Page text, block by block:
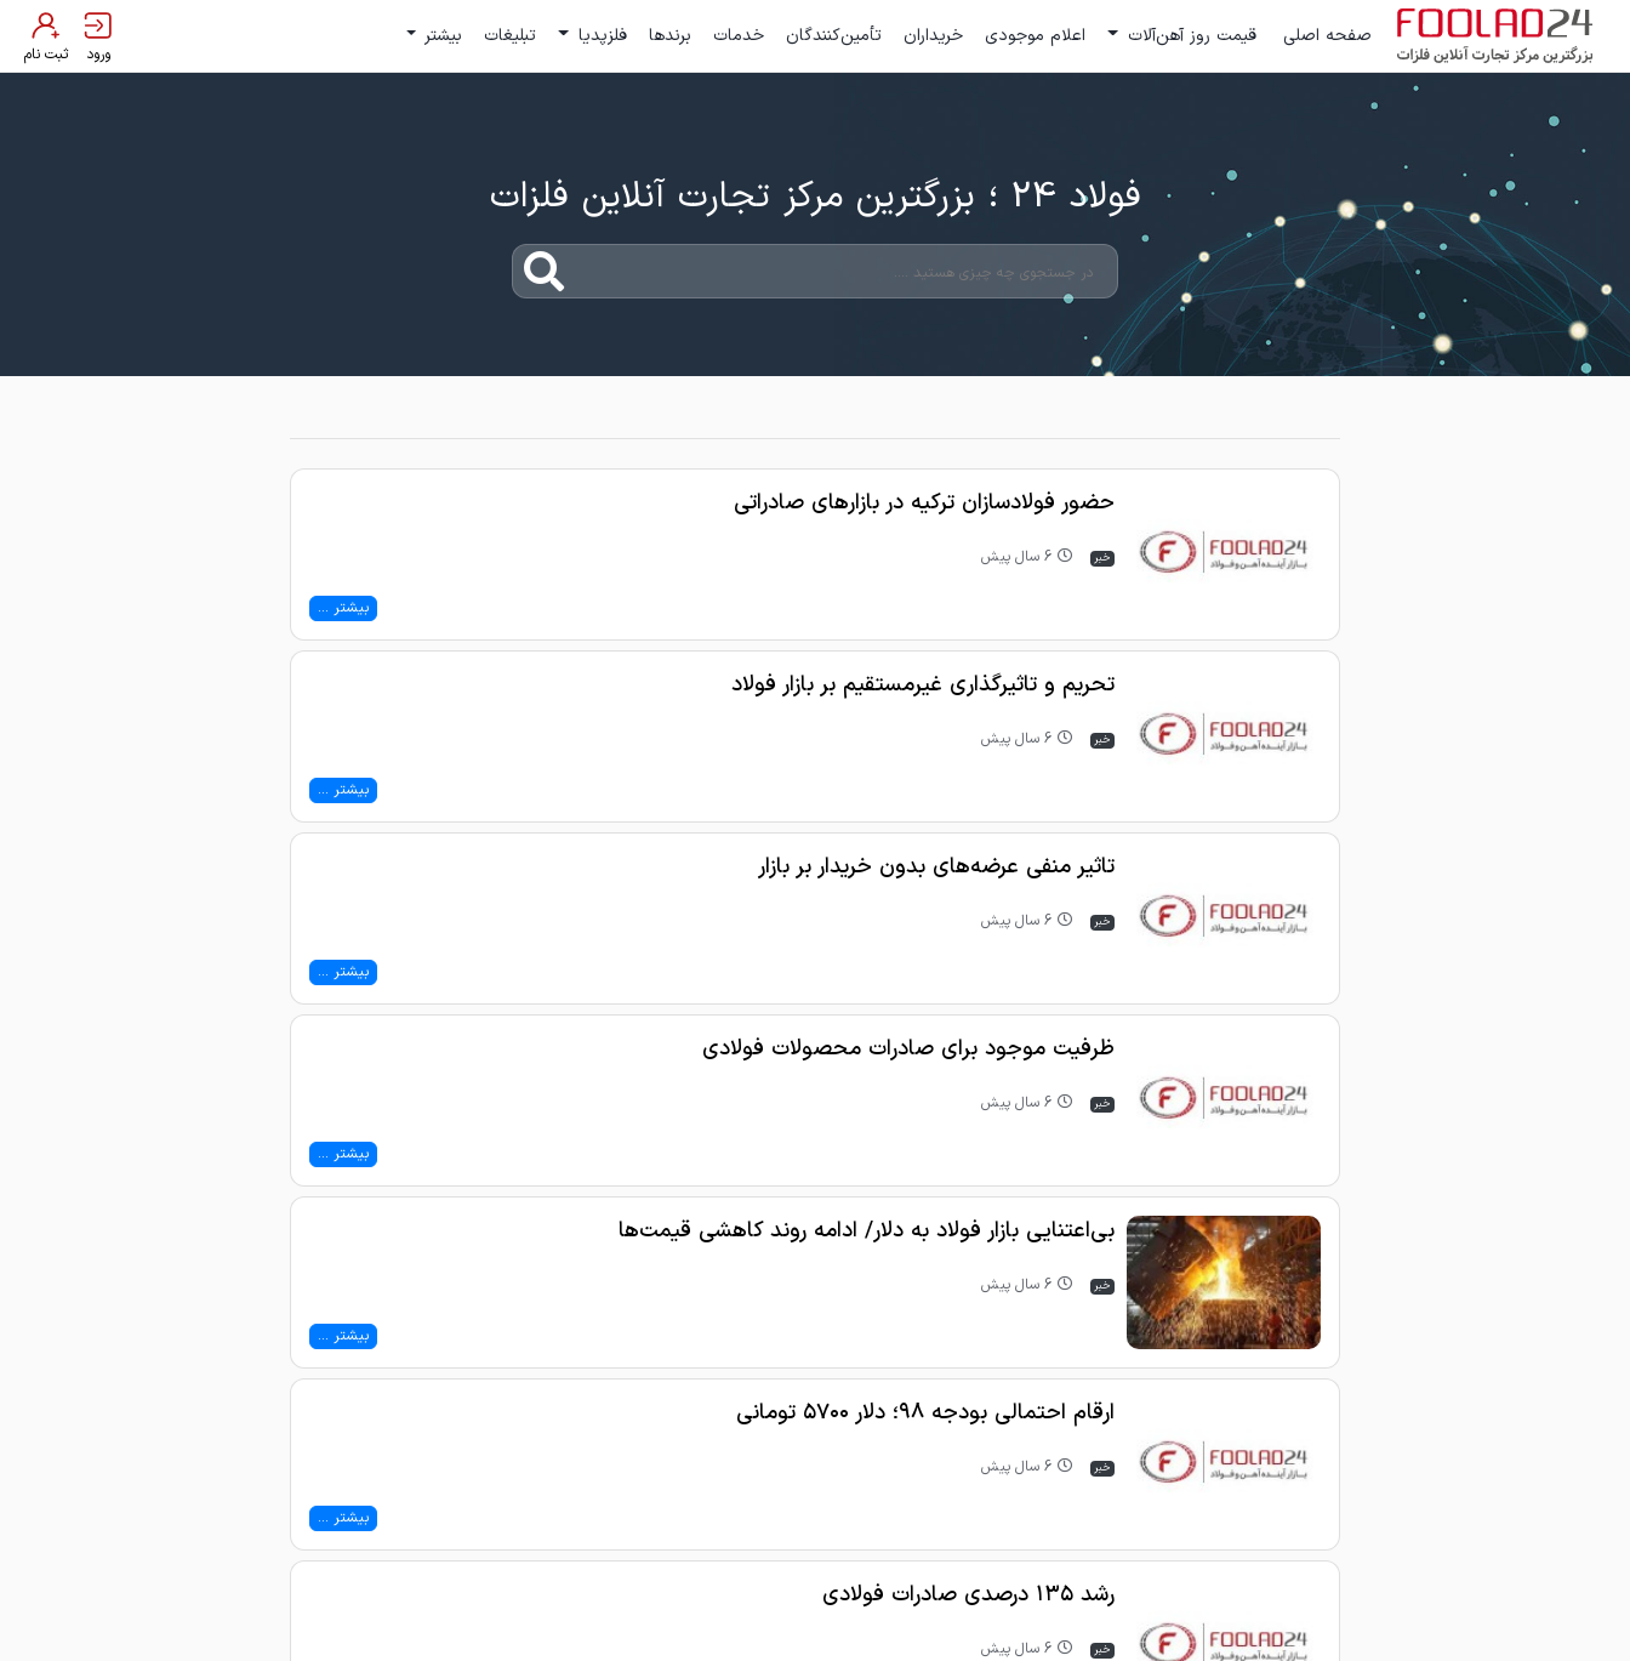
صفحه اصلی قیمت روز آهن‌آلات اعلام موجودی خریداران تأمین‌کنندگان خدمات برندها فلزپدیا تبلیغات بیشتر
ورود ثبت نام
فولاد 24 ؛ بزرگترین مرکز تجارت آنلاین فلزات
حضور فولادسازان ترکیه در بازارهای صادراتی
خبر 6 سال پیش
بیشتر ...
تحریم و تاثیرگذاری غیرمستقیم بر بازار فولاد
خبر 6 سال پیش
بیشتر ...
تاثیر منفی عرضه‌های بدون خریدار بر بازار
خبر 6 سال پیش
بیشتر ...
ظرفیت‌ موجود برای صادرات محصولات فولادی
خبر 6 سال پیش
بیشتر ...
بی‌اعتنایی بازار فولاد به دلار/ ادامه روند کاهشی قیمت‌ها
خبر 6 سال پیش
بیشتر ...
ارقام احتمالی بودجه ۹۸؛ دلار ۵۷۰۰ تومانی
خبر 6 سال پیش
بیشتر ...
رشد ۱۳۵ درصدی صادرات فولادی
خبر 6 سال پیش